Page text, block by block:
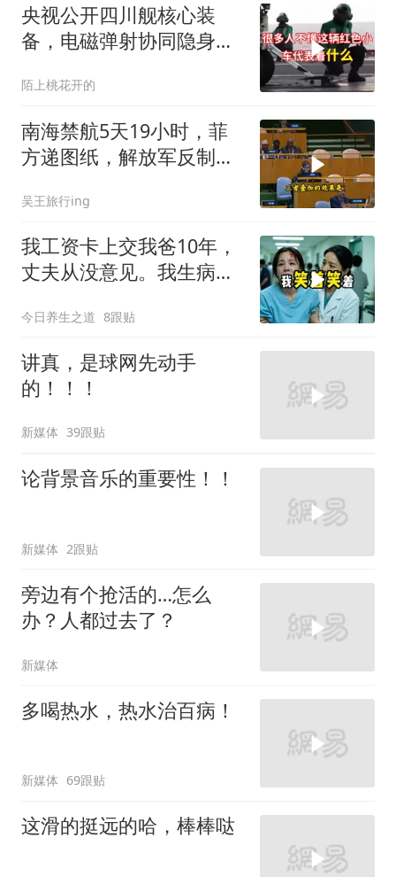
央视公开四川舰核心装
备，电磁弹射协同隐身无
陌上桃花开的
南海禁航5天19小时，菲
方递图纸，解放军反制组
吴王旅行ing
我工资卡上交我爸10年，
丈夫从没意见。我生病住
今日养生之道 8跟贴
讲真，是球网先动手
的！！！
新媒体 39跟贴
论背景音乐的重要性！！
新媒体 2跟贴
旁边有个抢活的…怎么
办？人都过去了？
新媒体
多喝热水，热水治百病！
新媒体 69跟贴
这滑的挺远的哈，棒棒哒